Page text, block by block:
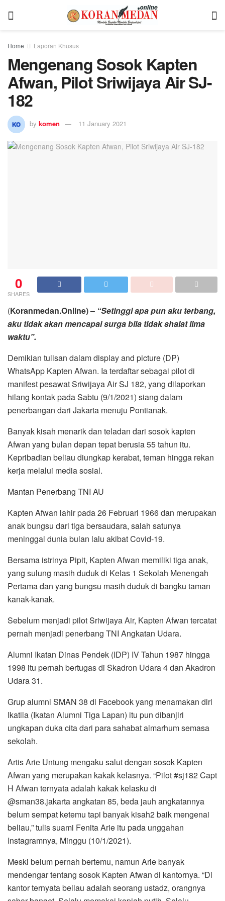
Home Laporan Khusus
Mengenang Sosok Kapten
Afwan, Pilot Sriwijaya Air SJ-
182
by komen 11 January 2021
0
SHARES
(Koranmedan.Online) – “Setinggi apa pun aku terbang,
aku tidak akan mencapai surga bila tidak shalat lima
waktu”.
Demikian tulisan dalam display and picture (DP)
WhatsApp Kapten Afwan. Ia terdaftar sebagai pilot di
manifest pesawat Sriwijaya Air SJ 182, yang dilaporkan
hilang kontak pada Sabtu (9/1/2021) siang dalam
penerbangan dari Jakarta menuju Pontianak.
Banyak kisah menarik dan teladan dari sosok kapten
Afwan yang bulan depan tepat berusia 55 tahun itu.
Kepribadian beliau diungkap kerabat, teman hingga rekan
kerja melalui media sosial.
Mantan Penerbang TNI AU
Kapten Afwan lahir pada 26 Februari 1966 dan merupakan
anak bungsu dari tiga bersaudara, salah satunya
meninggal dunia bulan lalu akibat Covid-19.
Bersama istrinya Pipit, Kapten Afwan memiliki tiga anak,
yang sulung masih duduk di Kelas 1 Sekolah Menengah
Pertama dan yang bungsu masih duduk di bangku taman
kanak-kanak.
Sebelum menjadi pilot Sriwijaya Air, Kapten Afwan tercatat
pernah menjadi penerbang TNI Angkatan Udara.
Alumni Ikatan Dinas Pendek (IDP) IV Tahun 1987 hingga
1998 itu pernah bertugas di Skadron Udara 4 dan Akadron
Udara 31.
Grup alumni SMAN 38 di Facebook yang menamakan diri
Ikatila (Ikatan Alumni Tiga Lapan) itu pun dibanjiri
ungkapan duka cita dari para sahabat almarhum semasa
sekolah.
Artis Arie Untung mengaku salut dengan sosok Kapten
Afwan yang merupakan kakak kelasnya. “Pilot #sj182 Capt
H Afwan ternyata adalah kakak kelasku di
@sman38.jakarta angkatan 85, beda jauh angkatannya
belum sempat ketemu tapi banyak kisah2 baik mengenai
beliau,” tulis suami Fenita Arie itu pada unggahan
Instagramnya, Minggu (10/1/2021).
Meski belum pernah bertemu, namun Arie banyak
mendengar tentang sosok Kapten Afwan di kantornya. “Di
kantor ternyata beliau adalah seorang ustadz, orangnya